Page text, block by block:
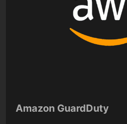
Amazon GuardDuty